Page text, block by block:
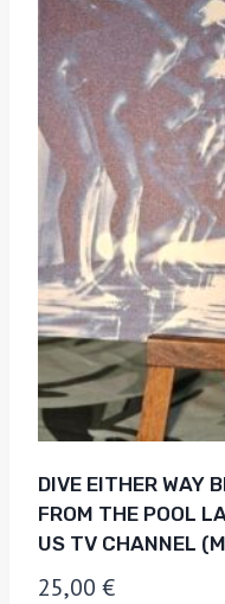
DIVE EITHER WAY
FROM THE POOL
US TV CHANNEL
25,00 €